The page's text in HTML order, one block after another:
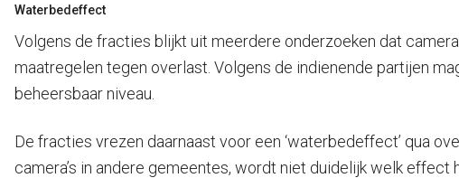
Waterbedeffect
Volgens de fracties blijkt uit meerdere onderzoeken dat
maatregelen tegen overlast. Volgens de indienende partijen
beheersbaar niveau.
De fracties vrezen daarnaast voor een ‘waterbedeffect’ qua
camera’s in andere gemeentes, wordt niet duidelijk welk